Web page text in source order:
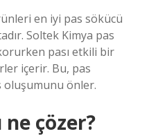
en iyi pas sökücü
Soltek Kimya pas
pası etkili bir
içerir. Bu, pas
oluşumunu önler.
çözer?